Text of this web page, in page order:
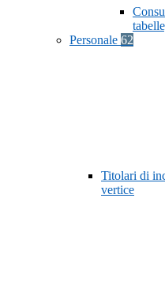
Personale 62
Titolari di
vertice